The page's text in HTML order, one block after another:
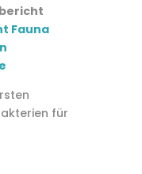
Fauna
für